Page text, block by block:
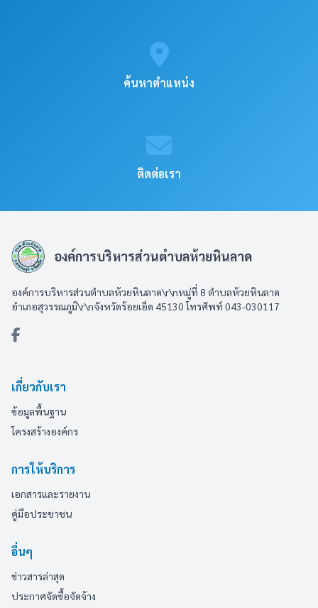
ค้นหาตำแหน่ง
ติดต่อเรา
องค์การบริหารส่วนตำบลห้วยหินลาด
องค์การบริหารส่วนตำบลห้วยหินลาด\r\nหมู่ที่ 8 ตำบลห้วยหินลาด
อำเภอสุวรรณภูมิ\r\nจังหวัดร้อยเอ็ด 45130 โทรศัพท์ 043-030117
เกี่ยวกับเรา
ข้อมูลพื้นฐาน
โครงสร้างองค์กร
การให้บริการ
เอกสารและรายงาน
คู่มือประชาชน
อื่นๆ
ข่าวสารล่าสุด
ประกาศจัดซื้อจัดจ้าง